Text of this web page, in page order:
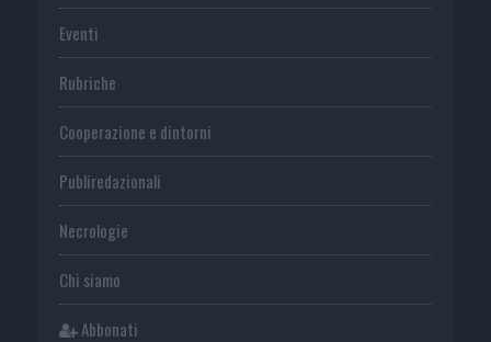
Eventi
Rubriche
Cooperazione e dintorni
Publiredazionali
Necrologie
Chi siamo
Abbonati